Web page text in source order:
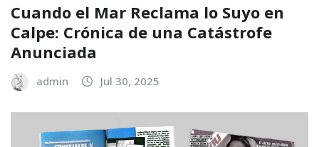
Cuando el Mar Reclama lo Suyo en
Calpe: Crónica de una Catástrofe
Anunciada
admin Jul 30, 2025